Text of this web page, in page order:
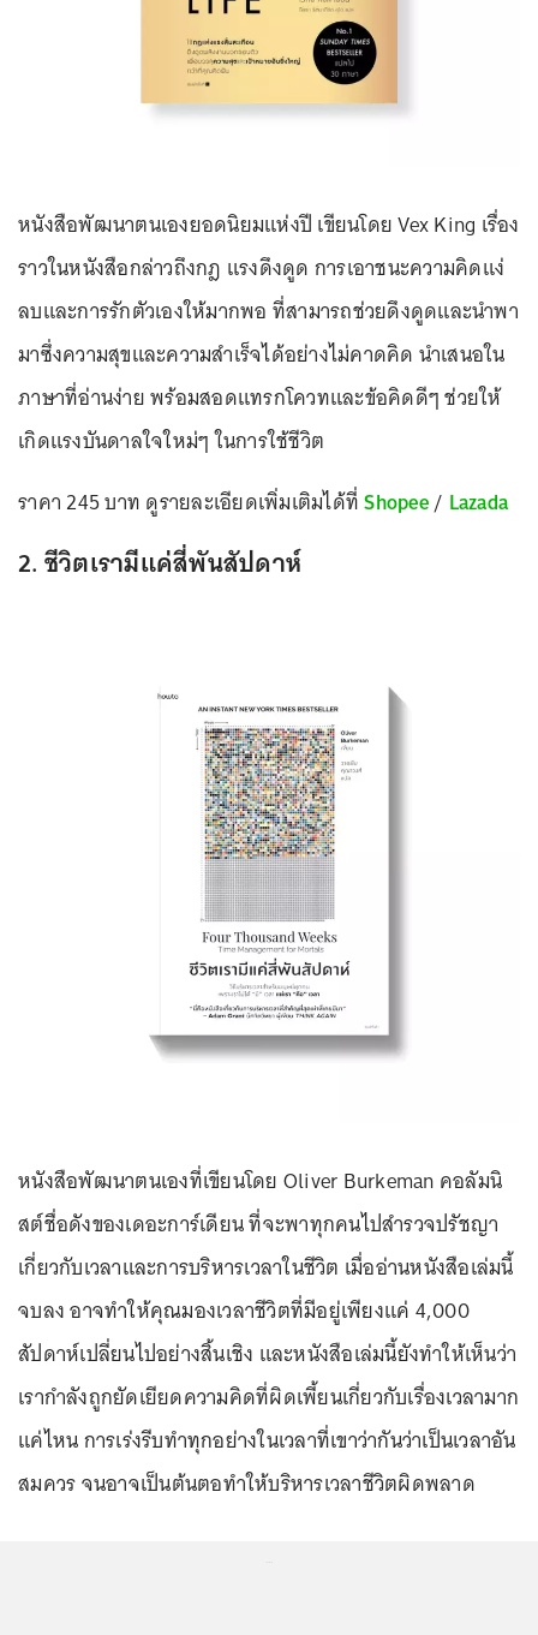
หนังสือพัฒนาตนเองยอดนิยมแห่งปี เขียนโดย Vex King เรื่อง
ราวในหนังสือกล่าวถึงกฎ แรงดึงดูด การเอาชนะความคิดแง่
ลบและการรักตัวเองให้มากพอ ที่สามารถช่วยดึงดูดและนำพา
มาซึ่งความสุขและความสำเร็จได้อย่างไม่คาดคิด นำเสนอใน
ภาษาที่อ่านง่าย พร้อมสอดแทรกโควทและข้อคิดดีๆ ช่วยให้
เกิดแรงบันดาลใจใหม่ๆ ในการใช้ชีวิต
ราคา 245 บาท ดูรายละเอียดเพิ่มเติมได้ที่Shopee/ Lazada
2. ชีวิตเรามีแค่สี่พันสัปดาห์
หนังสือพัฒนาตนเองที่เขียนโดย Oliver Burkeman คอลัมนิ
สต์ชื่อดังของเดอะการ์เดียน ที่จะพาทุกคนไปสำรวจปรัชญา
เกี่ยวกับเวลาและการบริหารเวลาในชีวิต เมื่ออ่านหนังสือเล่มนี้
จบลง อาจทำให้คุณมองเวลาชีวิตที่มีอยู่เพียงแค่ 4,000
สัปดาห์เปลี่ยนไปอย่างสิ้นเชิง และหนังสือเล่มนี้ยังทำให้เห็นว่า
เรากำลังถูกยัดเยียดความคิดที่ผิดเพี้ยนเกี่ยวกับเรื่องเวลามาก
แค่ไหน การเร่งรีบทำทุกอย่างในเวลาที่เขาว่ากันว่าเป็นเวลาอัน
สมควร จนอาจเป็นต้นตอทำให้บริหารเวลาชีวิตผิดพลาด